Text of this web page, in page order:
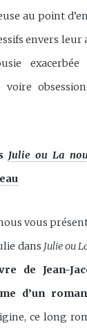
au point
envers leur
voire
Julie ou La
vous
dans Julie ou
de Jean-
d’un
ce long